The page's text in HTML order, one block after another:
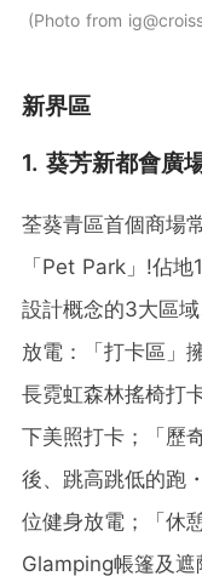
Photo from
新界區
1. 葵芳新都會廣
荃葵青區首個商場
「Pet Park」!佔
設計概念的3大區
放電：「打卡區」
長霓虹森林搖椅打
下美照打卡；「歷
後、跳高跳低的跑
位健身放電；「休
Glamping帳篷及遮